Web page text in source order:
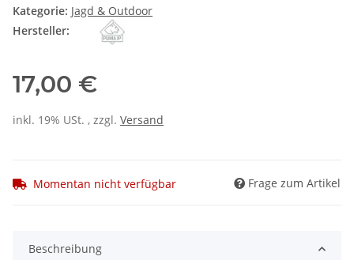
Kategorie: Jagd & Outdoor
Hersteller:
17,00 €
inkl. 19% USt. , zzgl. Versand
Momentan nicht verfügbar Frage zum Artikel
Beschreibung